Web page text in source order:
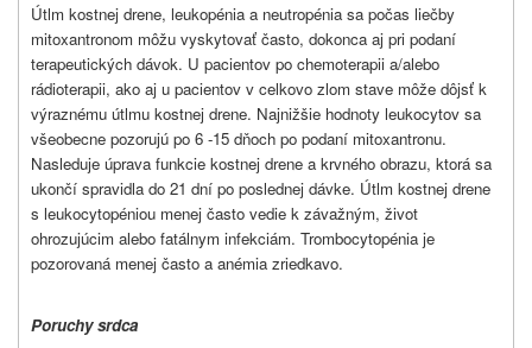
Útlm kostnej drene, leukopénia a neutropénia sa počas liečby
mitoxantronom môžu vyskytovať často, dokonca aj pri podaní
terapeutických dávok. U pacientov po chemoterapii a/alebo
rádioterapii, ako aj u pacientov v celkovo zlom stave môže dôjsť k
výraznému útlmu kostnej drene. Najnižšie hodnoty leukocytov sa
všeobecne pozorujú po 6 -15 dňoch po podaní mitoxantronu.
Nasleduje úprava funkcie kostnej drene a krvného obrazu, ktorá sa
ukončí spravidla do 21 dní po poslednej dávke. Útlm kostnej drene
s leukocytopéniou menej často vedie k závažným, život
ohrozujúcim alebo fatálnym infekciám. Trombocytopénia je
pozorovaná menej často a anémia zriedkavo.
Poruchy srdca